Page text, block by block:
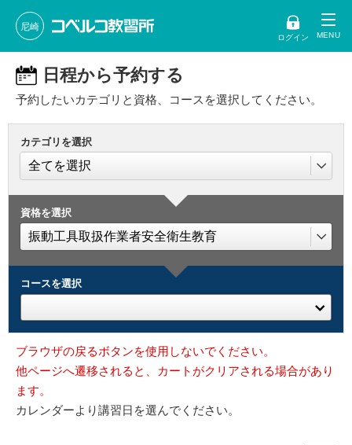
尼崎
ログイン
日程から予約する
予約したいカテゴリと資格、コースを選択してください。
カテゴリを選択
資格を選択
コースを選択
ブラウザの戻るボタンを使用しないでください。
他ページへ遷移されると、カートがクリアされる場合があり
ます。
カレンダーより講習日を選んでください。